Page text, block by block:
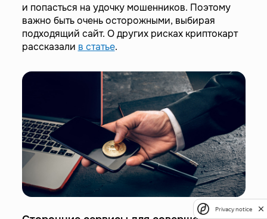
и попасться на удочку мошенников. Поэтому
важно быть очень осторожными, выбирая
подходящий сайт. О других рисках криптокарт
рассказали в статье.
Privacy notice